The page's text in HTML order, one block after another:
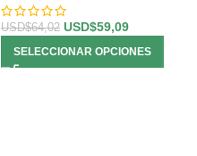
USD$64,02 USD$59,09
SELECCIONAR OPCIONES